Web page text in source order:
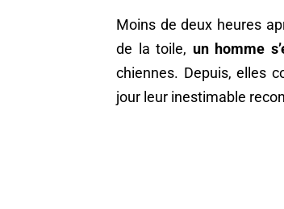
Moins de deux heures
de la toile, un homme
chiennes. Depuis, elles
jour leur inestimable